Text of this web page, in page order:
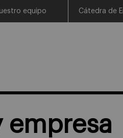
equipo Cátedra de
empresa